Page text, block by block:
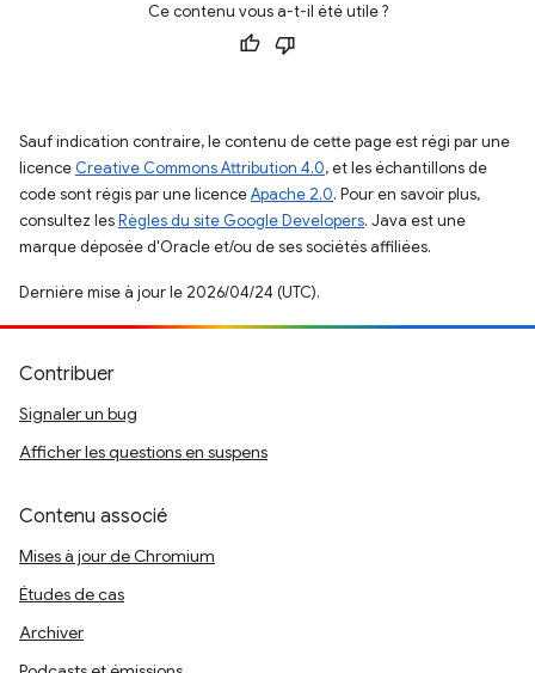
Ce contenu vous a-t-il été utile ?
Sauf indication contraire, le contenu de cette page est régi par une
licence Creative Commons Attribution 4.0, et les échantillons de
code sont régis par une licenceApache 2.0. Pour en savoir plus,
consultez lesRègles du site Google Developers. Java est une
marque déposée d'Oracle et/ou de ses sociétés affiliées.
Dernière mise à jour le 2026/04/24 (UTC).
Contribuer
Signaler un bug
Afficher les questions en suspens
Contenu associé
Mises à jour de Chromium
Études de cas
Archiver